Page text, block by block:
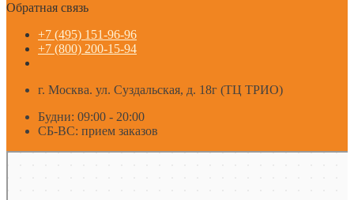
Обратная связь
+7 (495) 151-96-96
+7 (800) 200-15-94
г. Москва. ул. Суздальская, д. 18г (ТЦ ТРИО)
Будни: 09:00 - 20:00
СБ-ВС: прием заказов